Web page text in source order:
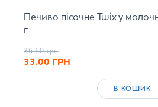
Печиво пісочне Twix у
г
36.60 грн
33.00 ГРН
В КОШИК